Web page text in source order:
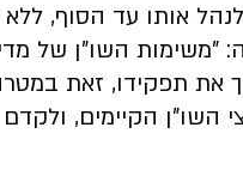
אותו עד הסוף, ללא
השו"ן של
את תפקידו, זאת
הקיימים,